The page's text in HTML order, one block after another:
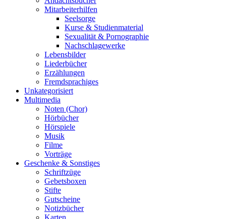
Mitarbeiterhilfen
Seelsorge
Kurse & Studienmaterial
Sexualität & Pornographie
Nachschlagewerke
Lebensbilder
Liederbücher
Erzählungen
Fremdsprachiges
Unkategorisiert
Multimedia
Noten (Chor)
Hörbücher
Hörspiele
Musik
Filme
Vorträge
Geschenke & Sonstiges
Schriftzüge
Gebetsboxen
Stifte
Gutscheine
Notizbücher
Karten